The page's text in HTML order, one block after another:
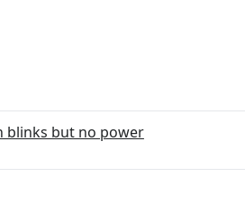
blinks but no power